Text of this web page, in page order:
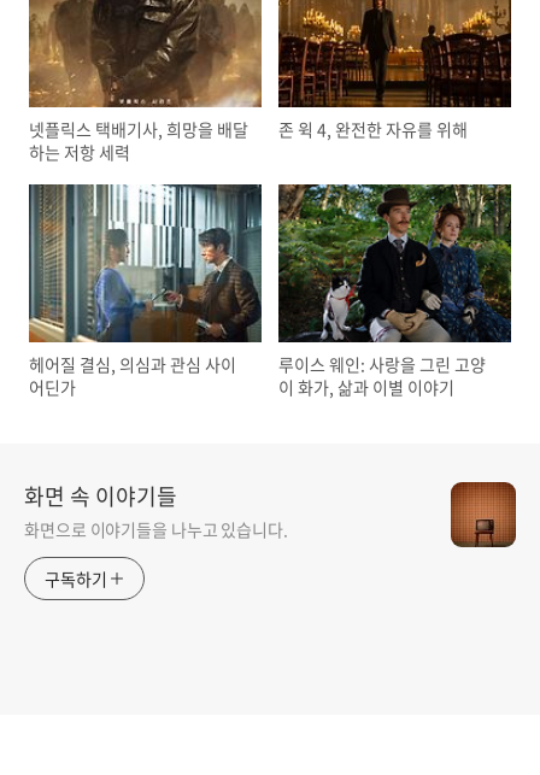
넷플릭스 택배기사, 희망을 배달
하는 저항 세력
존 윅 4, 완전한 자유를 위해
헤어질 결심, 의심과 관심 사이
어딘가
루이스 웨인: 사랑을 그린 고양
이 화가, 삶과 이별 이야기
화면 속 이야기들
화면으로 이야기들을 나누고 있습니다.
구독하기